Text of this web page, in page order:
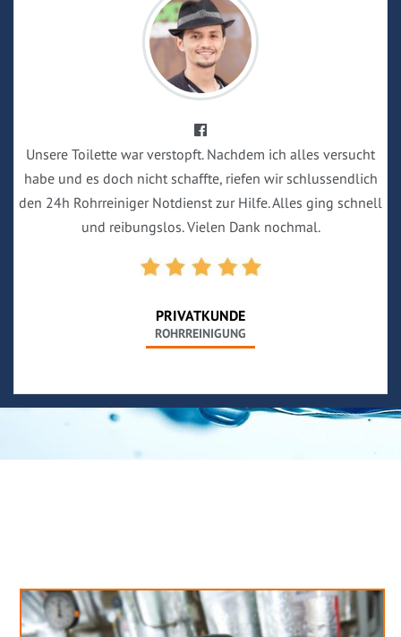
Unsere Toilette war verstopft. Nachdem ich alles versucht
habe und es doch nicht schaffte, riefen wir schlussendlich
den 24h Rohrreiniger Notdienst zur Hilfe. Alles ging schnell
und reibungslos. Vielen Dank nochmal.
PRIVATKUNDE
ROHRREINIGUNG